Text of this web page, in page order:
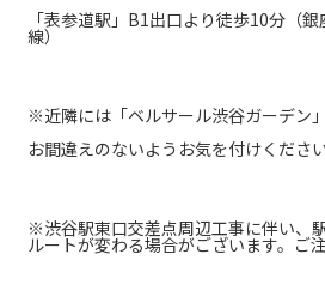
「表参道駅」B1出口より徒歩10分（
線）
※近隣には「ベルサール渋谷ガーデン
お間違えのないようお気を付けください
※渋谷駅東口交差点周辺工事に伴い、
ルートが変わる場合がございます。ご